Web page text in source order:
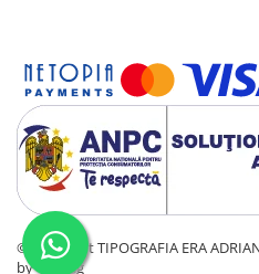
©Copyright TIPOGRAFIA ERA
by Gomag